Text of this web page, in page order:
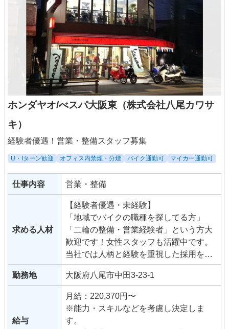
ホンダヤオ/べスパ大阪東（株式会社八尾カワサ
キ）
経験者優遇！営業・整備スタッフ募集
U・Iターン歓迎 オフィス内禁煙・分煙 バイク通勤可 マイカー通勤可
仕事内容 営業・整備
求める人材
【経験者優遇・未経験】
「地域でバイクの職種を探してる方」
「二輪の整備・営業経験者」という方大
歓迎です！女性スタッフも活躍中です。
当社では人柄と経験を重視した採用を行
っていますので、「バイクが好き！」
「営業・整備の仕事をしてみたい！」と
いう意欲のある方をお待ちしておりま
す。
勤務地 大阪府八尾市中田3-23-1
給与
月給：220,370円〜
※能力・スキルなどを考慮し決定しま
す。